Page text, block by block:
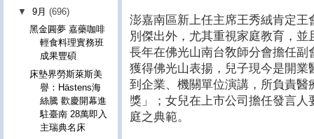
澎嘉南區新上任主席王秀絨肯定
別傑出外，尤其重視家庭教育，
長年在佛光山南台敎師分會擔任
獲得佛光山表揚，兒子現今是開
到企業、機關單位演講，所負責
獎」；女兒在上市公司擔任發言
庭之典範。
▼9月(696)
黑金圓夢 嘉藥咖啡
輕食料理實務班
成果豐碩
床墊界勞斯萊斯美
譽：Hästens海
絲騰 歡慶開幕進
駐臺南 28萬即入
主瑞典名床